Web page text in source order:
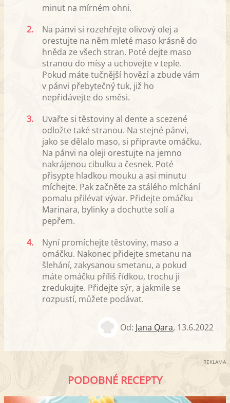
minut na mírném ohni.
2.
Na pánvi si rozehřejte olivový olej a
orestujte na něm mleté maso krásně do
hněda ze všech stran. Poté dejte maso
stranou do mísy a uchovejte v teple.
Pokud máte tučnější hovězí a zbude vám
v pánvi přebytečný tuk, již ho
nepřidávejte do směsi.
3.
Uvařte si těstoviny al dente a scezené
odložte také stranou. Na stejné pánvi,
jako se dělalo maso, si připravte omáčku.
Na pánvi na oleji orestujte na jemno
nakrájenou cibulku a česnek. Poté
přisypte hladkou mouku a asi minutu
míchejte. Pak začněte za stálého míchání
pomalu přilévat vývar. Přidejte omáčku
Marinara, bylinky a dochuťte solí a
pepřem.
4.
Nyní promíchejte těstoviny, maso a
omáčku. Nakonec přidejte smetanu na
šlehání, zakysanou smetanu, a pokud
máte omáčku příliš řídkou, trochu ji
zredukujte. Přidejte sýr, a jakmile se
rozpustí, můžete podávat.
Od: Jana Qara, 13.6.2022
REKLAMA
PODOBNÉ RECEPTY